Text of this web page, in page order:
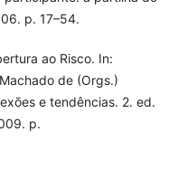
p. 17–54.
ao Risco. In:
de (Orgs.)
e tendências. 2. ed.
p.